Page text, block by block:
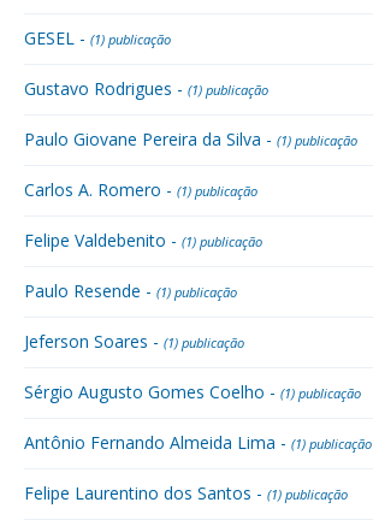
GESEL - (1) publicação
Gustavo Rodrigues - (1) publicação
Paulo Giovane Pereira da Silva - (1) publicação
Carlos A. Romero - (1) publicação
Felipe Valdebenito - (1) publicação
Paulo Resende - (1) publicação
Jeferson Soares - (1) publicação
Sérgio Augusto Gomes Coelho - (1) publicação
Antônio Fernando Almeida Lima - (1) publicação
Felipe Laurentino dos Santos - (1) publicação